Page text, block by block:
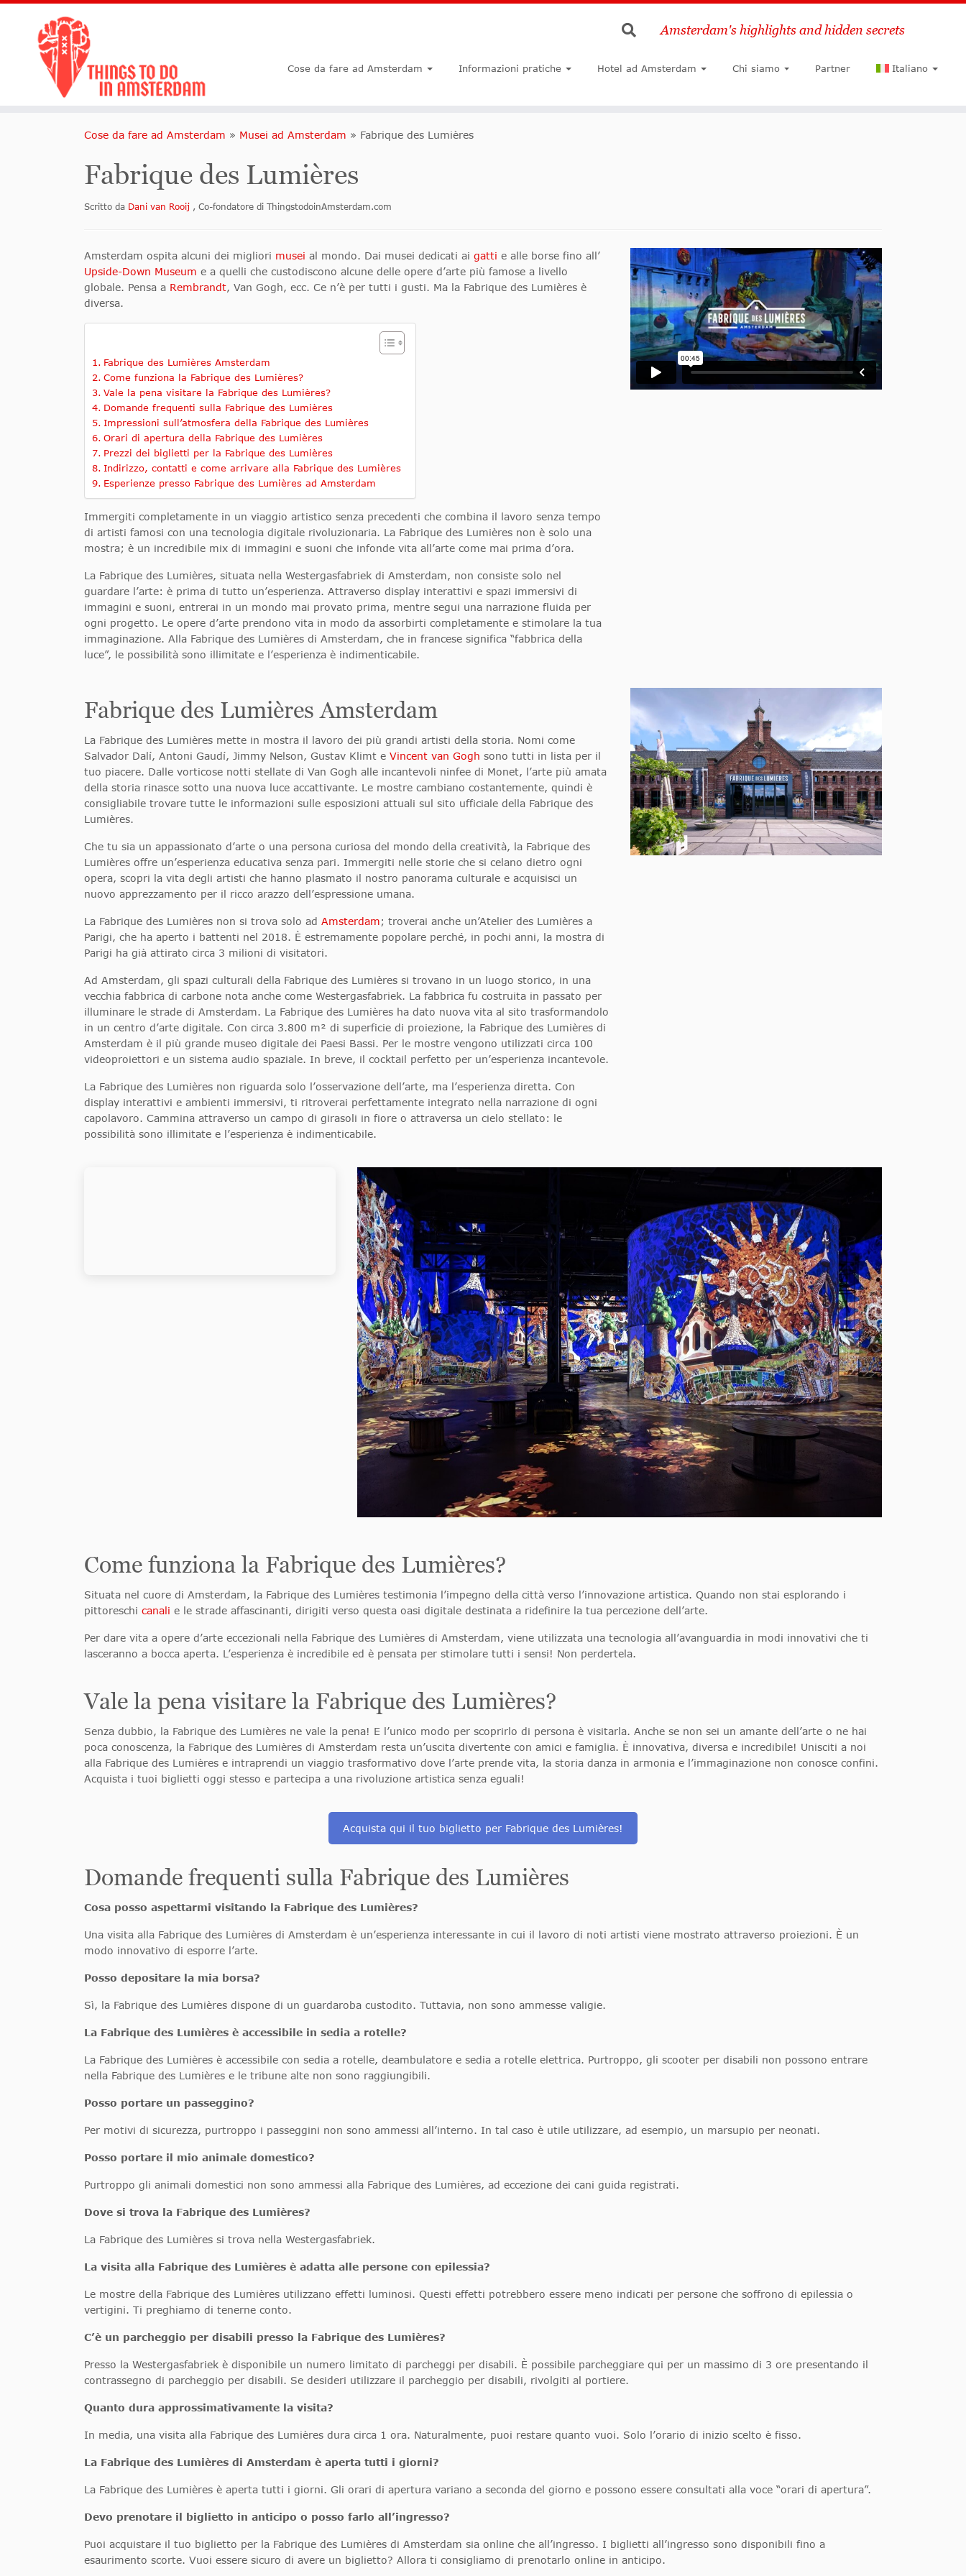
Ricerca
Amsterdam's highlights and hidden secrets
Cose da fare ad Amsterdam Informazioni pratiche Hotel ad Amsterdam Chi siamo Partner Italiano
Cose da fare ad Amsterdam » Musei ad Amsterdam » Fabrique des Lumières
Fabrique des Lumières
Scritto da Dani van Rooij , Co-fondatore di ThingstodoinAmsterdam.com
Amsterdam ospita alcuni dei migliori musei al mondo. Dai musei dedicati ai gatti e alle borse fino all’
Upside-Down Museum e a quelli che custodiscono alcune delle opere d’arte più famose a livello
globale. Pensa a Rembrandt, Van Gogh, ecc. Ce n’è per tutti i gusti. Ma la Fabrique des Lumières è
diversa.
Fabrique des Lumières Amsterdam
Come funziona la Fabrique des Lumières?
Vale la pena visitare la Fabrique des Lumières?
Domande frequenti sulla Fabrique des Lumières
Impressioni sull’atmosfera della Fabrique des Lumières
Orari di apertura della Fabrique des Lumières
Prezzi dei biglietti per la Fabrique des Lumières
Indirizzo, contatti e come arrivare alla Fabrique des Lumières
Esperienze presso Fabrique des Lumières ad Amsterdam
Immergiti completamente in un viaggio artistico senza precedenti che combina il lavoro senza tempo
di artisti famosi con una tecnologia digitale rivoluzionaria. La Fabrique des Lumières non è solo una
mostra; è un incredibile mix di immagini e suoni che infonde vita all’arte come mai prima d’ora.
La Fabrique des Lumières, situata nella Westergasfabriek di Amsterdam, non consiste solo nel
guardare l’arte: è prima di tutto un’esperienza. Attraverso display interattivi e spazi immersivi di
immagini e suoni, entrerai in un mondo mai provato prima, mentre segui una narrazione fluida per
ogni progetto. Le opere d’arte prendono vita in modo da assorbirti completamente e stimolare la tua
immaginazione. Alla Fabrique des Lumières di Amsterdam, che in francese significa “fabbrica della
luce”, le possibilità sono illimitate e l’esperienza è indimenticabile.
Fabrique des Lumières Amsterdam
La Fabrique des Lumières mette in mostra il lavoro dei più grandi artisti della storia. Nomi come
Salvador Dalí, Antoni Gaudí, Jimmy Nelson, Gustav Klimt e Vincent van Gogh sono tutti in lista per il
tuo piacere. Dalle vorticose notti stellate di Van Gogh alle incantevoli ninfee di Monet, l’arte più amata
della storia rinasce sotto una nuova luce accattivante. Le mostre cambiano costantemente, quindi è
consigliabile trovare tutte le informazioni sulle esposizioni attuali sul sito ufficiale della Fabrique des
Lumières.
Che tu sia un appassionato d’arte o una persona curiosa del mondo della creatività, la Fabrique des
Lumières offre un’esperienza educativa senza pari. Immergiti nelle storie che si celano dietro ogni
opera, scopri la vita degli artisti che hanno plasmato il nostro panorama culturale e acquisisci un
nuovo apprezzamento per il ricco arazzo dell’espressione umana.
La Fabrique des Lumières non si trova solo ad Amsterdam; troverai anche un’Atelier des Lumières a
Parigi, che ha aperto i battenti nel 2018. È estremamente popolare perché, in pochi anni, la mostra di
Parigi ha già attirato circa 3 milioni di visitatori.
Ad Amsterdam, gli spazi culturali della Fabrique des Lumières si trovano in un luogo storico, in una
vecchia fabbrica di carbone nota anche come Westergasfabriek. La fabbrica fu costruita in passato per
illuminare le strade di Amsterdam. La Fabrique des Lumières ha dato nuova vita al sito trasformandolo
in un centro d’arte digitale. Con circa 3.800 m² di superficie di proiezione, la Fabrique des Lumières di
Amsterdam è il più grande museo digitale dei Paesi Bassi. Per le mostre vengono utilizzati circa 100
videoproiettori e un sistema audio spaziale. In breve, il cocktail perfetto per un’esperienza incantevole.
La Fabrique des Lumières non riguarda solo l’osservazione dell’arte, ma l’esperienza diretta. Con
display interattivi e ambienti immersivi, ti ritroverai perfettamente integrato nella narrazione di ogni
capolavoro. Cammina attraverso un campo di girasoli in fiore o attraversa un cielo stellato: le
possibilità sono illimitate e l’esperienza è indimenticabile.
Come funziona la Fabrique des Lumières?
Situata nel cuore di Amsterdam, la Fabrique des Lumières testimonia l’impegno della città verso l’innovazione artistica. Quando non stai esplorando i
pittoreschi canali e le strade affascinanti, dirigiti verso questa oasi digitale destinata a ridefinire la tua percezione dell’arte.
Per dare vita a opere d’arte eccezionali nella Fabrique des Lumières di Amsterdam, viene utilizzata una tecnologia all’avanguardia in modi innovativi che ti
lasceranno a bocca aperta. L’esperienza è incredibile ed è pensata per stimolare tutti i sensi! Non perdertela.
Vale la pena visitare la Fabrique des Lumières?
Senza dubbio, la Fabrique des Lumières ne vale la pena! E l’unico modo per scoprirlo di persona è visitarla. Anche se non sei un amante dell’arte o ne hai
poca conoscenza, la Fabrique des Lumières di Amsterdam resta un’uscita divertente con amici e famiglia. È innovativa, diversa e incredibile! Unisciti a noi
alla Fabrique des Lumières e intraprendi un viaggio trasformativo dove l’arte prende vita, la storia danza in armonia e l’immaginazione non conosce confini.
Acquista i tuoi biglietti oggi stesso e partecipa a una rivoluzione artistica senza eguali!
Acquista qui il tuo biglietto per Fabrique des Lumières!
Domande frequenti sulla Fabrique des Lumières
Cosa posso aspettarmi visitando la Fabrique des Lumières?
Una visita alla Fabrique des Lumières di Amsterdam è un’esperienza interessante in cui il lavoro di noti artisti viene mostrato attraverso proiezioni. È un
modo innovativo di esporre l’arte.
Posso depositare la mia borsa?
Sì, la Fabrique des Lumières dispone di un guardaroba custodito. Tuttavia, non sono ammesse valigie.
La Fabrique des Lumières è accessibile in sedia a rotelle?
La Fabrique des Lumières è accessibile con sedia a rotelle, deambulatore e sedia a rotelle elettrica. Purtroppo, gli scooter per disabili non possono entrare
nella Fabrique des Lumières e le tribune alte non sono raggiungibili.
Posso portare un passeggino?
Per motivi di sicurezza, purtroppo i passeggini non sono ammessi all’interno. In tal caso è utile utilizzare, ad esempio, un marsupio per neonati.
Posso portare il mio animale domestico?
Purtroppo gli animali domestici non sono ammessi alla Fabrique des Lumières, ad eccezione dei cani guida registrati.
Dove si trova la Fabrique des Lumières?
La Fabrique des Lumières si trova nella Westergasfabriek.
La visita alla Fabrique des Lumières è adatta alle persone con epilessia?
Le mostre della Fabrique des Lumières utilizzano effetti luminosi. Questi effetti potrebbero essere meno indicati per persone che soffrono di epilessia o
vertigini. Ti preghiamo di tenerne conto.
C’è un parcheggio per disabili presso la Fabrique des Lumières?
Presso la Westergasfabriek è disponibile un numero limitato di parcheggi per disabili. È possibile parcheggiare qui per un massimo di 3 ore presentando il
contrassegno di parcheggio per disabili. Se desideri utilizzare il parcheggio per disabili, rivolgiti al portiere.
Quanto dura approssimativamente la visita?
In media, una visita alla Fabrique des Lumières dura circa 1 ora. Naturalmente, puoi restare quanto vuoi. Solo l’orario di inizio scelto è fisso.
La Fabrique des Lumières di Amsterdam è aperta tutti i giorni?
La Fabrique des Lumières è aperta tutti i giorni. Gli orari di apertura variano a seconda del giorno e possono essere consultati alla voce “orari di apertura”.
Devo prenotare il biglietto in anticipo o posso farlo all’ingresso?
Puoi acquistare il tuo biglietto per la Fabrique des Lumières di Amsterdam sia online che all’ingresso. I biglietti all’ingresso sono disponibili fino a
esaurimento scorte. Vuoi essere sicuro di avere un biglietto? Allora ti consigliamo di prenotarlo online in anticipo.